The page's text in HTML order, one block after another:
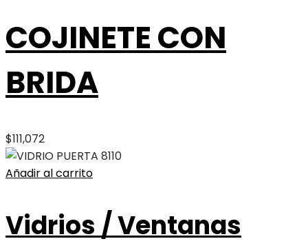
COJINETE CON
BRIDA
$111,072
Añadir al carrito
Vidrios / Ventanas